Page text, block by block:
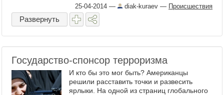
установлен в честь посещения
понтификом города Брешиа в сентябре
1998 года. Он ...
25-04-2014 — diak-kuraev — Происшествия
Развернуть
Государство-спонсор терроризма
И кто бы это мог быть? Американцы
решили расставить точки и развесить
ярлыки. На одной из страниц глобального